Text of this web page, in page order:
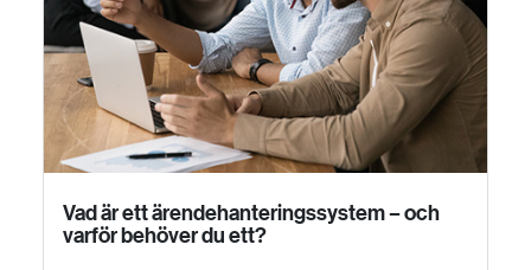
Vad är ett ärendehanteringssystem – och
varför behöver du ett?